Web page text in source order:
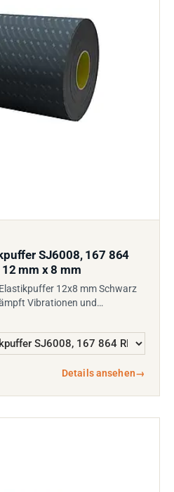
SJ6008, 167 864
12 mm x 8 mm
12x8 mm Schwarz
Vibrationen und…
Details ansehen→